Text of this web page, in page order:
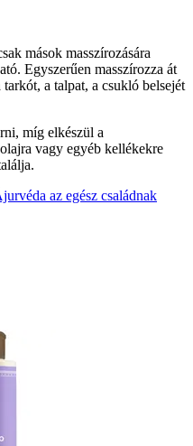
mások masszírozására
Egyszerűen masszírozza át
a talpat, a csukló belsejét
míg elkészül a
vagy egyéb kellékekre
az egész családnak